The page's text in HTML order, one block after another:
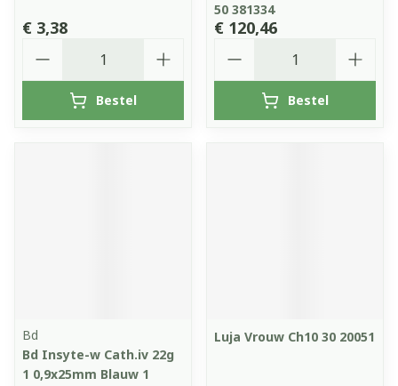
€ 3,38
Bestel
50 381334
€ 120,46
Bestel
Bd
Bd Insyte-w Cath.iv 22g
1 0,9x25mm Blauw 1
Luja Vrouw Ch10 30 20051